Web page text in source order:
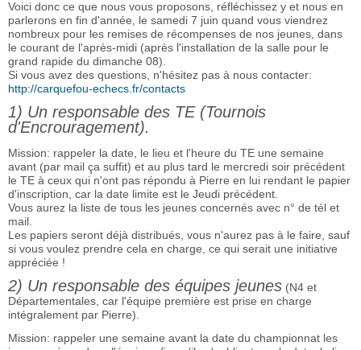
Voici donc ce que nous vous proposons, réfléchissez y et nous en
parlerons en fin d'année, le samedi 7 juin quand vous viendrez
nombreux pour les remises de récompenses de nos jeunes, dans
le courant de l'après-midi (après l'installation de la salle pour le
grand rapide du dimanche 08).
Si vous avez des questions, n'hésitez pas à nous contacter:
http://carquefou-echecs.fr/contacts
1) Un responsable des TE (Tournois
d'Encrouragement).
Mission: rappeler la date, le lieu et l'heure du TE une semaine
avant (par mail ça suffit) et au plus tard le mercredi soir précédent
le TE à ceux qui n'ont pas répondu à Pierre en lui rendant le papier
d'inscription, car la date limite est le Jeudi précédent.
Vous aurez la liste de tous les jeunes concernés avec n° de tél et
mail.
Les papiers seront déjà distribués, vous n'aurez pas à le faire, sauf
si vous voulez prendre cela en charge, ce qui serait une initiative
appréciée !
2) Un responsable des équipes jeunes (N4 et
Départementales, car l'équipe première est prise en charge
intégralement par Pierre).
Mission: rappeler une semaine avant la date du championnat les